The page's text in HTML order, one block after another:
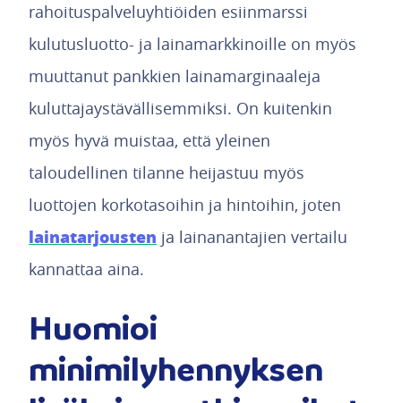
rahoituspalveluyhtiöiden esiinmarssi
kulutusluotto- ja lainamarkkinoille on myös
muuttanut pankkien lainamarginaaleja
kuluttajaystävällisemmiksi. On kuitenkin
myös hyvä muistaa, että yleinen
taloudellinen tilanne heijastuu myös
luottojen korkotasoihin ja hintoihin, joten
lainatarjousten ja lainanantajien vertailu
kannattaa aina.
Huomioi
minimilyhennyksen